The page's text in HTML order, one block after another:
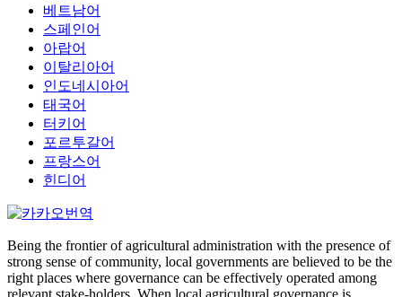
베트남어
스페인어
아랍어
이탈리아어
인도네시아어
태국어
터키어
포르투갈어
프랑스어
힌디어
Being the frontier of agricultural administration with the presence of
strong sense of community, local governments are believed to be the
right places where governance can be effectively operated among
relevant stake-holders. When local agricultural governance is